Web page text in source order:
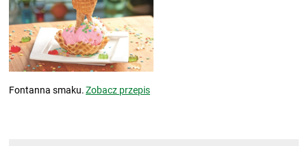
Fontanna smaku.Zobacz przepis